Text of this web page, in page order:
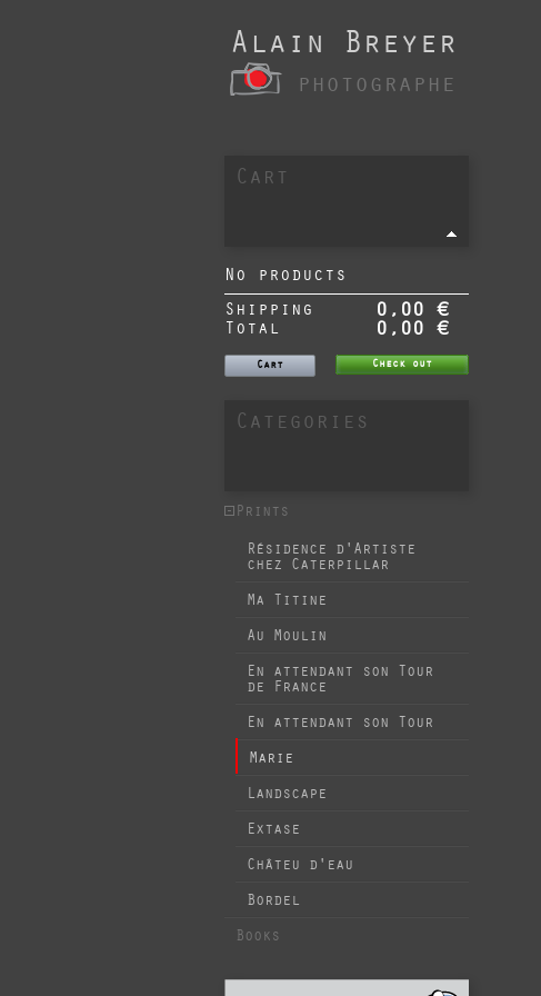
Alain Breyer
photographe
Cart
No products
Shipping
0,00 €
Total 0,00 €
Cart Check out
Categories
Prints
Résidence d'Artiste
chez Caterpillar
Ma Titine
Au Moulin
En attendant son Tour
de France
En attendant son Tour
Marie
Landscape
Extase
Châteu d'eau
Bordel
Books